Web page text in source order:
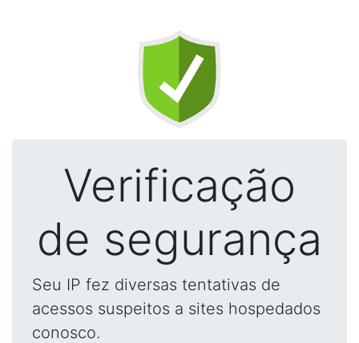
Verificação
de segurança
Seu IP fez diversas tentativas de
acessos suspeitos a sites hospedados
conosco.